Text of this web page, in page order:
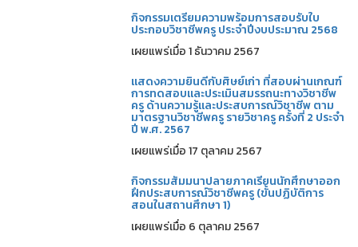
กิจกรรมเตรียมความพร้อมการสอบรับใบ
ประกอบวิชาชีพครู ประจำปีงบประมาณ 2568
เผยแพร่เมื่อ 1 ธันวาคม 2567
แสดงความยินดีกับศิษย์เก่า ที่สอบผ่านเกณฑ์
การทดสอบและประเมินสมรรถนะทางวิชาชีพ
ครู ด้านความรู้และประสบการณ์วิชาชีพ ตาม
มาตรฐานวิชาชีพครู รายวิชาครู ครั้งที่ 2 ประจำ
ปี พ.ศ. 2567
เผยแพร่เมื่อ 17 ตุลาคม 2567
กิจกรรมสัมมนาปลายภาคเรียนนักศึกษาออก
ฝึกประสบการณ์วิชาชีพครู (ขั้นปฏิบัติการ
สอนในสถานศึกษา 1)
เผยแพร่เมื่อ 6 ตุลาคม 2567